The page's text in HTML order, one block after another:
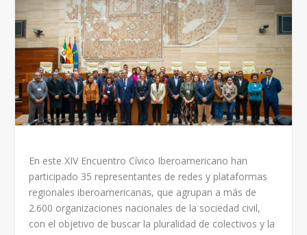
En este XIV Encuentro Cívico Iberoamericano han
participado 35 representantes de redes y plataformas
regionales iberoamericanas, que agrupan a más de
2.600 organizaciones nacionales de la sociedad civil,
con el objetivo de buscar la pluralidad de colectivos y la